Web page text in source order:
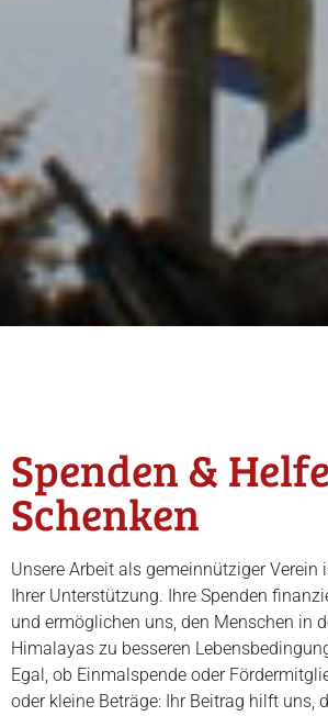
Spenden &
Schenken
Unsere Arbeit als gemeinnütziger Verein
Ihrer Unterstützung. Ihre Spenden
und ermöglichen uns, den Menschen in
Himalayas zu besseren
Egal, ob Einmalspende oder
oder kleine Beträge: Ihr Beitrag hilft uns,